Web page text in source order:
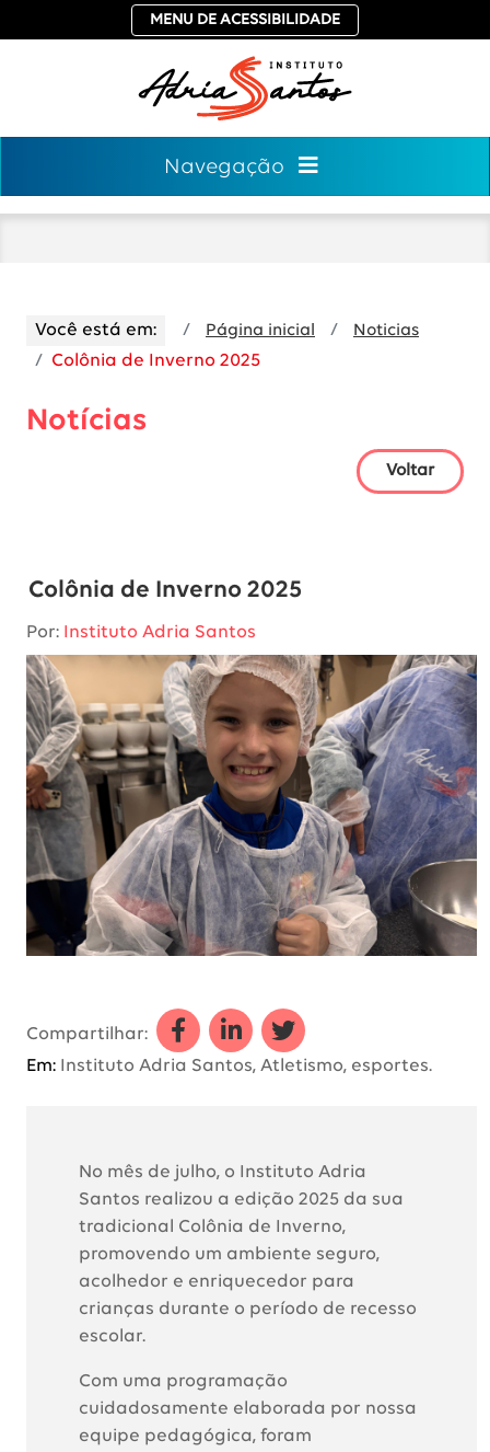
MENU DE ACESSIBILIDADE
Navegação
Você está em: Página inicial Noticias
Colônia de Inverno 2025
Notícias
Voltar
Colônia de Inverno 2025
Por: Instituto Adria Santos
Compartilhar:
Compartilhar a Colônia de
Compartilhar a Colônia de
Compartilhar a
Em: Instituto Adria Santos, Atletismo, esportes.
No mês de julho, o Instituto Adria
Santos realizou a edição 2025 da sua
tradicional Colônia de Inverno,
promovendo um ambiente seguro,
acolhedor e enriquecedor para
crianças durante o período de recesso
escolar.
Com uma programação
cuidadosamente elaborada por nossa
equipe pedagógica, foram